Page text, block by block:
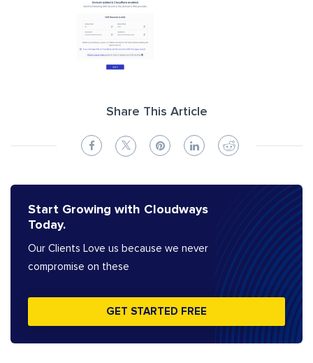
Share This Article
Start Growing with Cloudways
Today.
Our Clients Love us because we never
compromise on these
GET STARTED FREE